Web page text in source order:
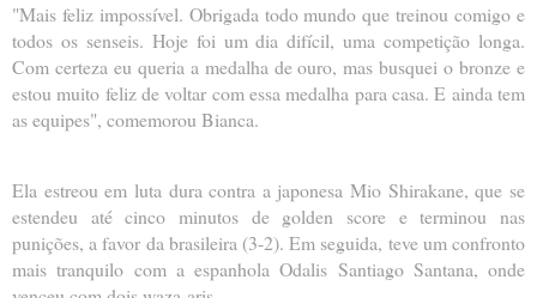
"Mais feliz impossível. Obrigada todo mundo que treinou comigo e
todos os senseis. Hoje foi um dia difícil, uma competição longa.
Com certeza eu queria a medalha de ouro, mas busquei o bronze e
estou muito feliz de voltar com essa medalha para casa. E ainda tem
as equipes", comemorou Bianca.
Ela estreou em luta dura contra a japonesa Mio Shirakane, que se
estendeu até cinco minutos de golden score e terminou nas
punições, a favor da brasileira (3-2). Em seguida, teve um confronto
mais tranquilo com a espanhola Odalis Santiago Santana, onde